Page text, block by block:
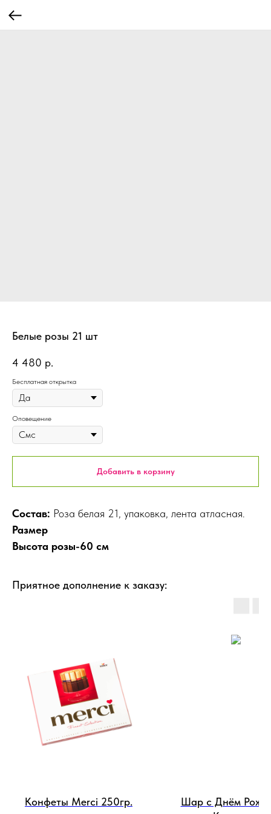
Белые розы 21 шт
4 480 р.
Бесплатная открытка
Оповещение
Добавить в корзину
Состав: Роза белая 21, упаковка, лента атласная.
Размер
Высота розы-60 см
Приятное дополнение к заказу:
Конфеты Merci 250гр.
Шар с Днём